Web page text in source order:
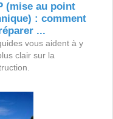
(mise au point
: comment
...
vous aident à y
clair sur la